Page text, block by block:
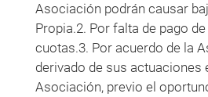
Asociación podrán causar
Propia.2. Por falta de pago
cuotas.3. Por acuerdo de la
derivado de sus actuaciones
Asociación, previo el